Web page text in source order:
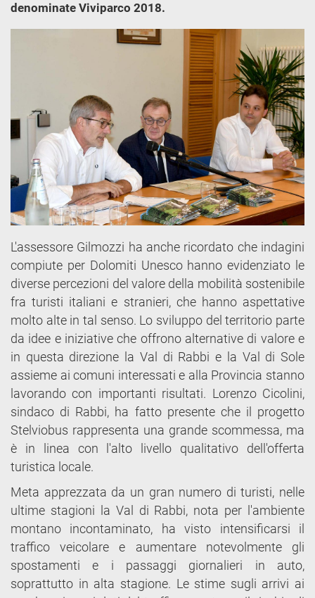
denominate Viviparco 2018.
L'assessore Gilmozzi ha anche ricordato che indagini
compiute per Dolomiti Unesco hanno evidenziato le
diverse percezioni del valore della mobilità sostenibile
fra turisti italiani e stranieri, che hanno aspettative
molto alte in tal senso. Lo sviluppo del territorio parte
da idee e iniziative che offrono alternative di valore e
in questa direzione la Val di Rabbi e la Val di Sole
assieme ai comuni interessati e alla Provincia stanno
lavorando con importanti risultati. Lorenzo Cicolini,
sindaco di Rabbi, ha fatto presente che il progetto
Stelviobus rappresenta una grande scommessa, ma
è in linea con l'alto livello qualitativo dell'offerta
turistica locale.
Meta apprezzata da un gran numero di turisti, nelle
ultime stagioni la Val di Rabbi, nota per l'ambiente
montano incontaminato, ha visto intensificarsi il
traffico veicolare e aumentare notevolmente gli
spostamenti e i passaggi giornalieri in auto,
soprattutto in alta stagione. Le stime sugli arrivi ai